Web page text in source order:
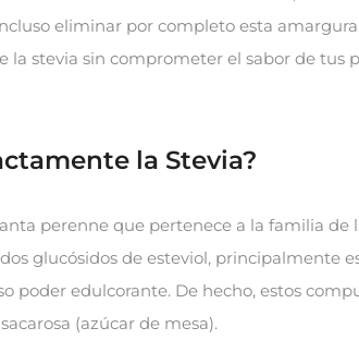
eliminar por completo esta
la stevia sin comprometer el sabor de tus
la Stevia?
perenne que pertenece a la familia de
glucósidos de esteviol, principalmente
poder edulcorante. De hecho, estos
(azúcar de mesa).